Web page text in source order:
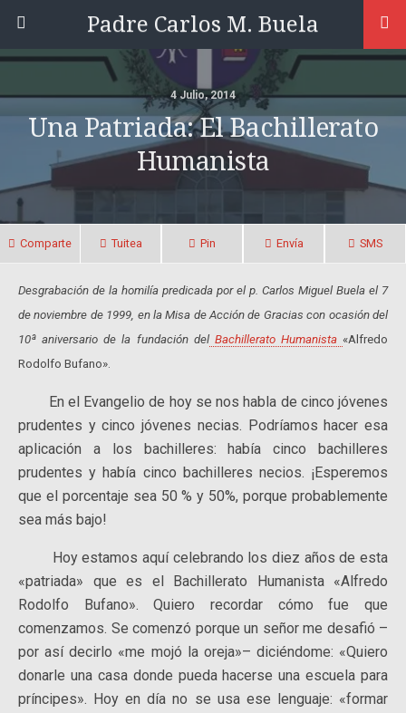
Padre Carlos M. Buela
4 Julio, 2014
Una Patriada: El Bachillerato
Humanista
Comparte Tuitea Pin Envía SMS
Desgrabación de la homilía predicada por el p. Carlos Miguel Buela el 7
de noviembre de 1999, en la Misa de Acción de Gracias con ocasión del
10ª aniversario de la fundación delBachillerato Humanista «Alfredo
Rodolfo Bufano».
En el Evangelio de hoy se nos habla de cinco jóvenes
prudentes y cinco jóvenes necias. Podríamos hacer esa
aplicación a los bachilleres: había cinco bachilleres
prudentes y había cinco bachilleres necios. ¡Esperemos
que el porcentaje sea 50 % y 50%, porque probablemente
sea más bajo!
Hoy estamos aquí celebrando los diez años de esta
«patriada» que es el Bachillerato Humanista «Alfredo
Rodolfo Bufano». Quiero recordar cómo fue que
comenzamos. Se comenzó porque un señor me desafió –
por así decirlo «me mojó la oreja»– diciéndome: «Quiero
donarle una casa donde pueda hacerse una escuela para
príncipes». Hoy en día no se usa ese lenguaje: «formar